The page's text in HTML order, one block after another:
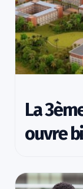
La
ouvre